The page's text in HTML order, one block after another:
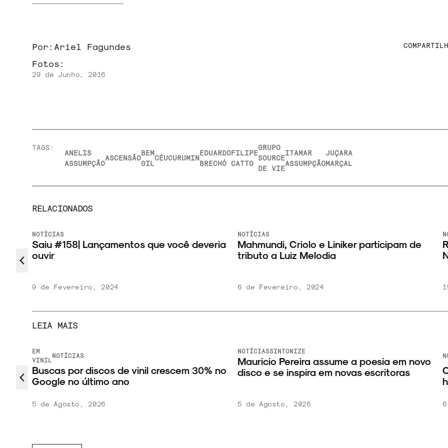
Por: Ariel Fagundes
Fotos:
29 de Junho, 2016
TAGS:
ANELIS
ASSUMPÇÃO
ASCENSÃO
BEM
GIL
CÉUCURUMIN
EDUARDO
BRECHÓ
FILIPE
CATTO
GRUPO
SOURCE
DE VIE
ITAMAR
ASSUMPÇÃO
JUÇARA
MARÇAL
RELACIONADOS
NOTÍCIAS
Saiu #158| Lançamentos que você deveria
ouvir
9 de Fevereiro, 2024
NOTÍCIAS
Mahmundi, Criolo e Liniker participam de
tributo a Luiz Melodia
6 de Fevereiro, 2024
LEIA MAIS
EM
VINIL
NOTÍCIAS
Buscas por discos de vinil crescem 30% no
Google no último ano
5 de Agosto, 2026
NOTÍCIASSINTONIZE
Mauricio Pereira assume a poesia em novo
disco e se inspira em novas escritoras
5 de Agosto, 2026